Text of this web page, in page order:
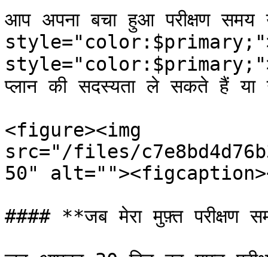
आप अपना बचा हुआ परीक्षण
प्लान की सदस्यता ले सकते हैं
<figure><img
src="/files/
50"
#### **जब मेरा मुफ़्त परीक्षण